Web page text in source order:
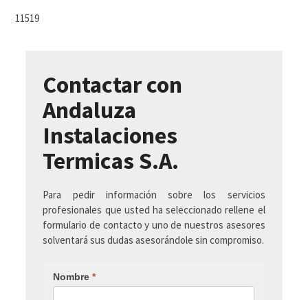
11519
Contactar con
Andaluza
Instalaciones
Termicas S.A.
Para pedir información sobre los servicios
profesionales que usted ha seleccionado rellene el
formulario de contacto y uno de nuestros asesores
solventará sus dudas asesorándole sin compromiso.
Nombre*